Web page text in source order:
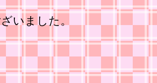
いました。